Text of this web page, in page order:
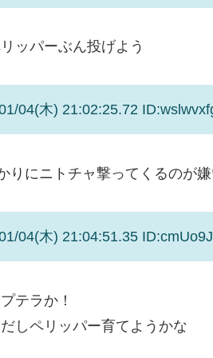
ッパーぶん投げよう
04(木) 21:02:25.72
りにニトチャ撃ってくるのが
04(木) 21:04:51.35
テラか！
しペリッパー育てようかな